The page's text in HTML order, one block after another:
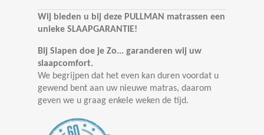
Wij bieden u bij deze PULLMAN matrassen een
unieke SLAAPGARANTIE!
Bij Slapen doe je Zo... garanderen wij uw
slaapcomfort.
We begrijpen dat het even kan duren voordat u
gewend bent aan uw nieuwe matras, daarom
geven we u graag enkele weken de tijd.